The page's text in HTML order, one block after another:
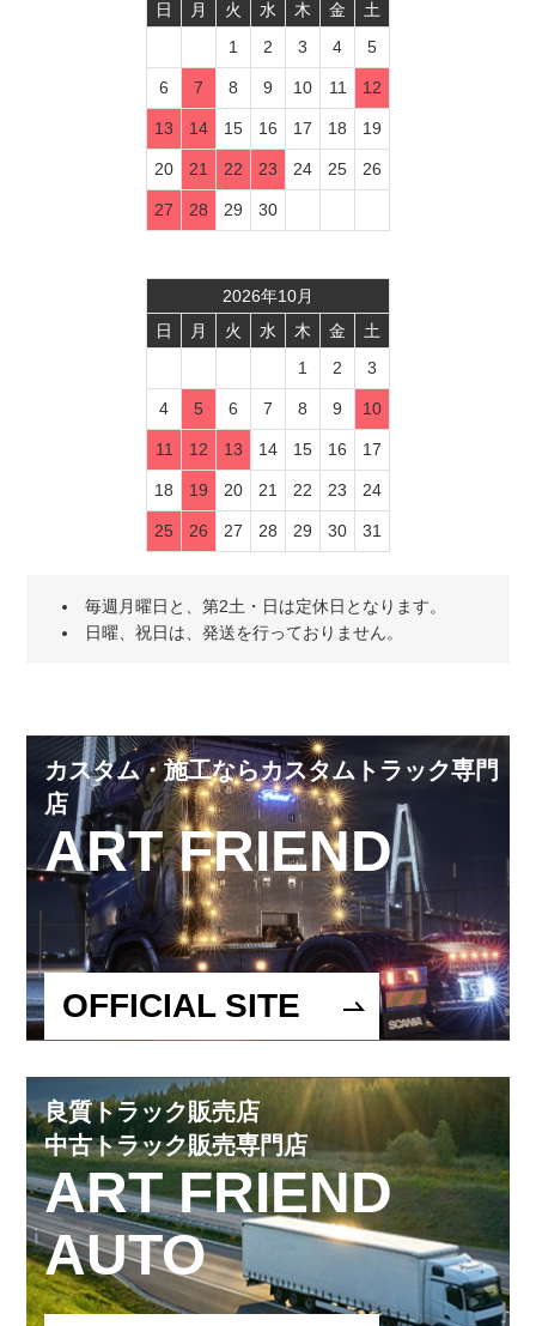
日 月 火 水 木 金
土
1
2 3 4 5
6 7 8 9 10 11 12
13 14 15 16 17 18 19
20 21 22 23 24 25 26
27 28 29 30
2026年10月
日
月 火 水 木 金
土
1
2 3
4 5 6 7 8 9 10
11 12 13 14 15 16 17
18 19 20 21 22 23 24
25 26 27 28 29 30 31
毎週月曜日と、第2土・日は定休日となります。
日曜、祝日は、発送を行っておりません。
カスタム・施工ならカスタムトラック専門
店
ART FRIEND
OFFICIAL SITE
良質トラック販売店
中古トラック販売専門店
ART FRIEND
AUTO